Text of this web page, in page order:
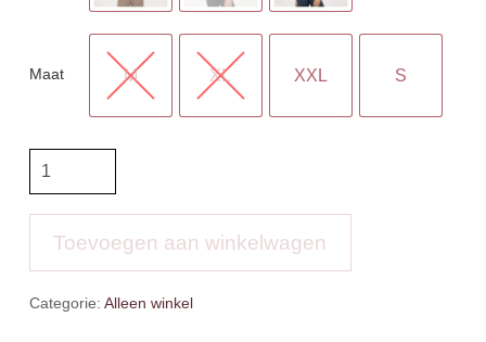
Maat M XL XXL S
aantalToevoegen aan winkelwagen
Categorie: Alleen winkel